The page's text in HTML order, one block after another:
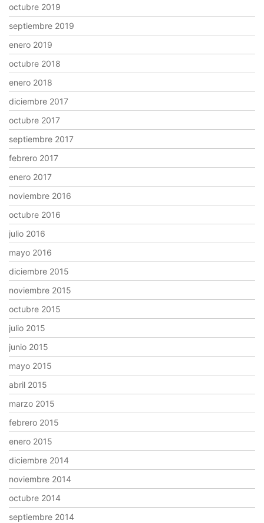
octubre 2019
septiembre 2019
enero 2019
octubre 2018
enero 2018
diciembre 2017
octubre 2017
septiembre 2017
febrero 2017
enero 2017
noviembre 2016
octubre 2016
julio 2016
mayo 2016
diciembre 2015
noviembre 2015
octubre 2015
julio 2015
junio 2015
mayo 2015
abril 2015
marzo 2015
febrero 2015
enero 2015
diciembre 2014
noviembre 2014
octubre 2014
septiembre 2014